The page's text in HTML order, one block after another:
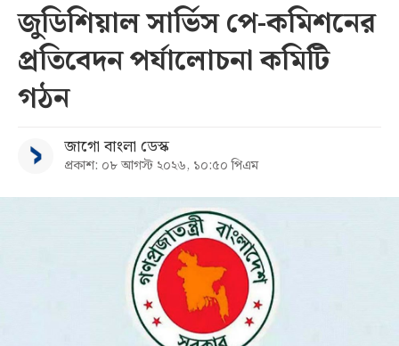
জুডিশিয়াল সার্ভিস পে-কমিশনের
প্রতিবেদন পর্যালোচনা কমিটি
গঠন
জাগো বাংলা ডেস্ক
প্রকাশ: ০৮ আগস্ট ২০২৬, ১০:৫০ পিএম